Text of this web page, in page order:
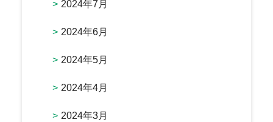
2024年7月
2024年6月
2024年5月
2024年4月
2024年3月